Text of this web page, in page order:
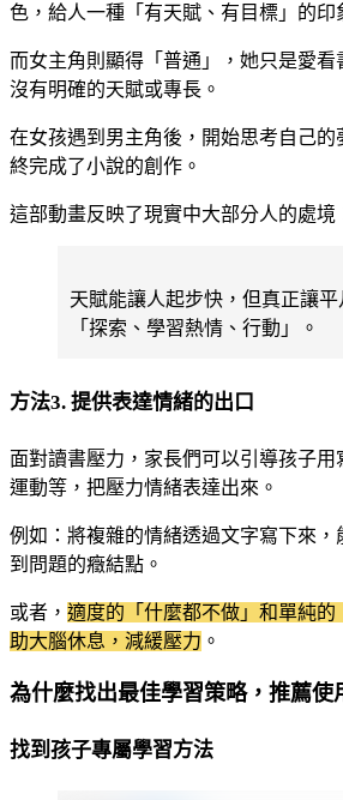
色，給人一種「有天賦、有目標」的印
而女主角則顯得「普通」，她只是愛
沒有明確的天賦或專長。
在女孩遇到男主角後，開始思考自己的
終完成了小說的創作。
這部動畫反映了現實中大部分人的處境
天賦能讓人起步快，但真正讓
「探索、學習熱情、行動」。
方法3. 提供表達情緒的出口
面對讀書壓力，家長們可以引導孩子用
運動等，把壓力情緒表達出來。
例如：將複雜的情緒透過文字寫下來
到問題的癥結點。
或者， 適度的「什麼都不做」和單純
助大腦休息，減緩壓力 。
為什麼找出最佳學習策略，推薦使
找到孩子專屬學習方法